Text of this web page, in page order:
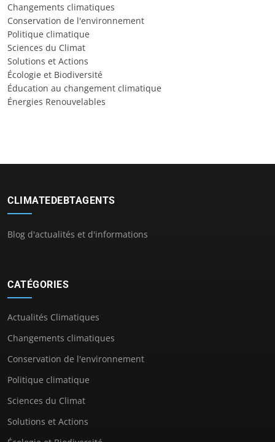
Changements climatiques
Conservation de l'environnement
Politique climatique
Sciences du Climat
Solutions et Actions
Écologie et Biodiversité
Éducation au changement climatique
Énergies Renouvelables
CLIMATEDEBTAGENTS
Blog d'actualités et d'informations
CATÉGORIES
Actualités Climatiques
Changements climatiques
Conservation de l'environnement
Politique climatique
Sciences du Climat
Solutions et Actions